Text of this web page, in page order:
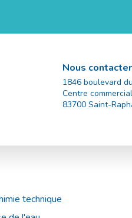
Nous contacter
1846 boulevard
Centre
83700 Saint-
technique